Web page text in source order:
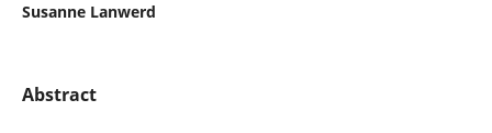
Susanne Lanwerd
Abstract